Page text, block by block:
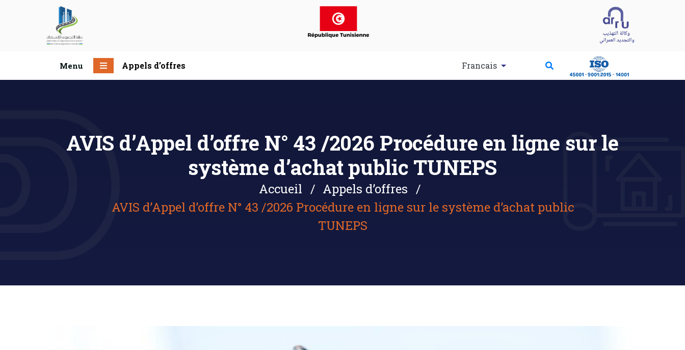
Menu Appels d’offres Francais
AVIS d’Appel d’offre N° 43 /2026 Procédure en ligne sur le
système d’achat public TUNEPS
Accueil
Appels d’offres
AVIS d’Appel d’offre N° 43 /2026 Procédure en ligne sur le système d’achat public
TUNEPS